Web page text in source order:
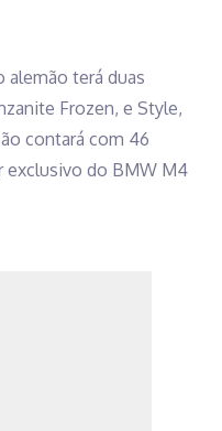
alemão terá duas
Frozen, e Style,
contará com 46
exclusivo do BMW M4